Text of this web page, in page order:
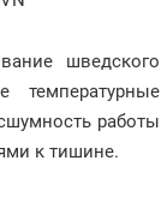
шведского
температурные
работы
к тишине.